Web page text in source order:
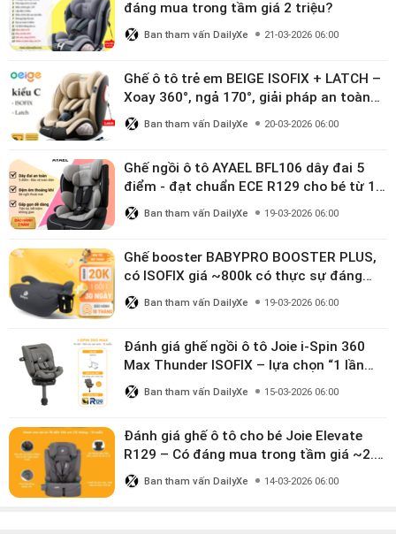
đáng mua trong tầm giá 2 triệu?
Ban tham vấn DailyXe 21-03-2026 06:00
Ghế ô tô trẻ em BEIGE ISOFIX + LATCH –
Xoay 360°, ngả 170°, giải pháp an toàn
linh hoạt cho bé 0–10 tuổi
Ban tham vấn DailyXe 20-03-2026 06:00
Ghế ngồi ô tô AYAEL BFL106 dây đai 5
điểm - đạt chuẩn ECE R129 cho bé từ 1–
10 tuổi
Ban tham vấn DailyXe 19-03-2026 06:00
Ghế booster BABYPRO BOOSTER PLUS,
có ISOFIX giá ~800k có thực sự đáng
mua?
Ban tham vấn DailyXe 19-03-2026 06:00
Đánh giá ghế ngồi ô tô Joie i-Spin 360
Max Thunder ISOFIX – lựa chọn “1 lần
dùng đến 12 năm” có đáng giá gần 9
triệu?
Ban tham vấn DailyXe 15-03-2026 06:00
Đánh giá ghế ô tô cho bé Joie Elevate
R129 – Có đáng mua trong tầm giá ~2.8
triệu?
Ban tham vấn DailyXe 14-03-2026 06:00